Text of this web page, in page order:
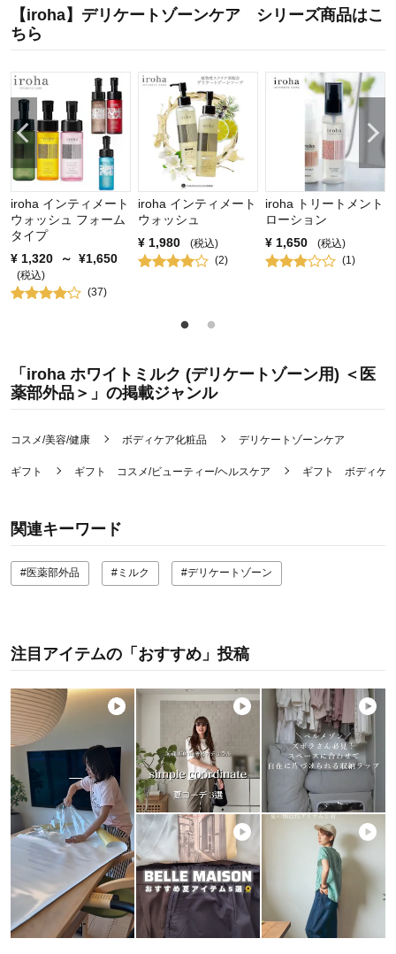
【iroha】デリケートゾーンケア シリーズ商品はこ
ちら
iroha インティメート
ウォッシュ フォーム
タイプ
¥ 1,320 ～ ¥1,650
(税込)
(37)
iroha インティメート
ウォッシュ
¥ 1,980
(税込)
(2)
iroha トリートメント
ローション
¥ 1,650
(税込)
(1)
「iroha ホワイトミルク (デリケートゾーン用) ＜医
薬部外品＞」の掲載ジャンル
コスメ/美容/健康 ボディケア化粧品 デリケートゾーンケア
ギフト ギフト コスメ/ビューティー/ヘルスケア ギフト ボディケ
関連キーワード
#医薬部外品 #ミルク #デリケートゾーン
注目アイテムの「おすすめ」投稿